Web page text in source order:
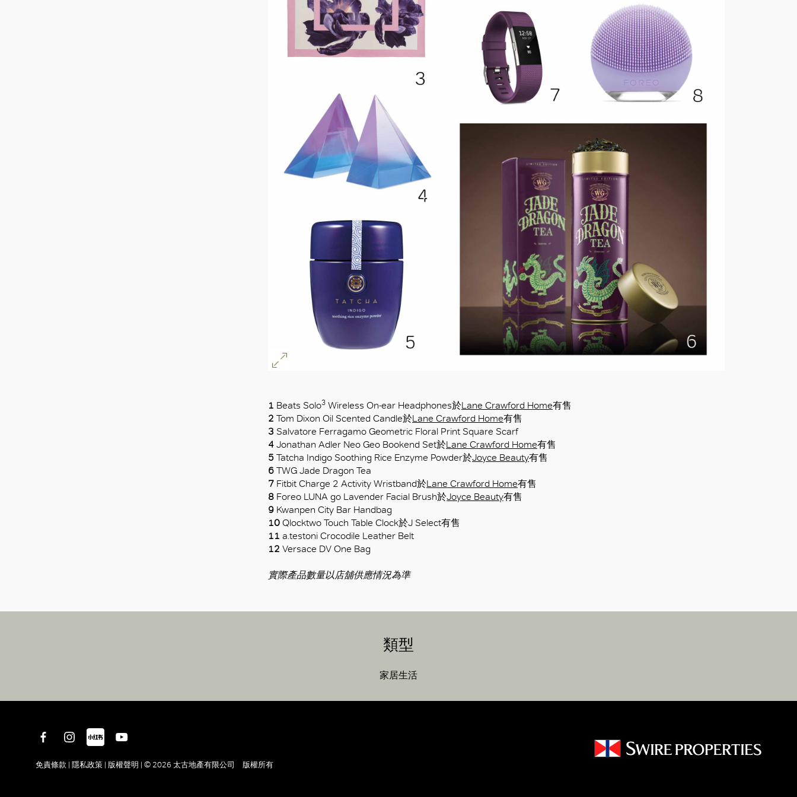
1 Beats Solo3 Wireless On-ear Headphones於Lane Crawford Home有售
2 Tom Dixon Oil Scented Candle於Lane Crawford Home有售
3 Salvatore Ferragamo Geometric Floral Print Square Scarf
4 Jonathan Adler Neo Geo Bookend Set於Lane Crawford Home有售
5 Tatcha Indigo Soothing Rice Enzyme Powder於Joyce Beauty有售
6 TWG Jade Dragon Tea
7 Fitbit Charge 2 Activity Wristband於Lane Crawford Home有售
8 Foreo LUNA go Lavender Facial Brush於Joyce Beauty有售
9 Kwanpen City Bar Handbag
10 Qlocktwo Touch Table Clock於J Select有售
11 a.testoni Crocodile Leather Belt
12 Versace DV One Bag
實際產品數量以店舖供應情況為準
類型
家居生活
免責條款 | 隱私政策 | 版權聲明 | © 2026 太古地產有限公司 版權所有